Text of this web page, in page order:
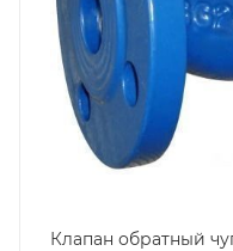
Клапан обратный